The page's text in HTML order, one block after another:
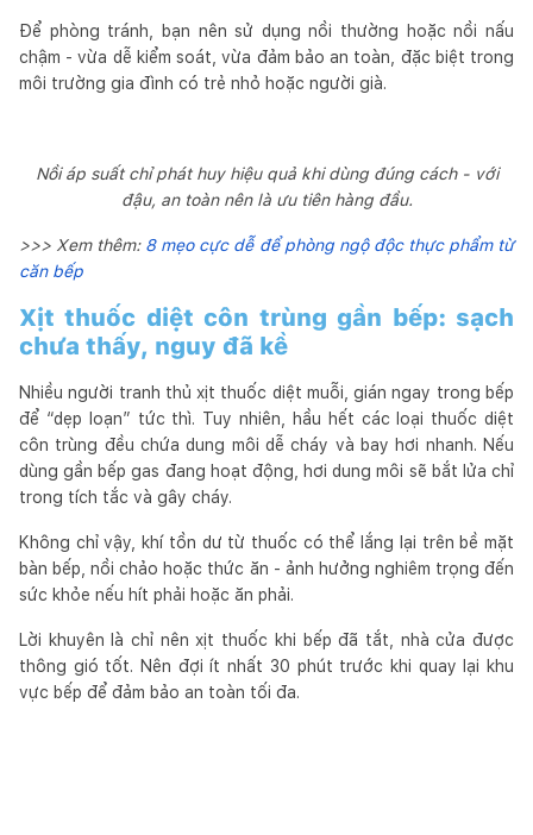
Để phòng tránh, bạn nên sử dụng nồi thường hoặc nồi nấu
chậm - vừa dễ kiểm soát, vừa đảm bảo an toàn, đặc biệt trong
môi trường gia đình có trẻ nhỏ hoặc người già.
Nồi áp suất chỉ phát huy hiệu quả khi dùng đúng cách - với
đậu, an toàn nên là ưu tiên hàng đầu.
>>> Xem thêm: 8 mẹo cực dễ để phòng ngộ độc thực phẩm từ
căn bếp
Xịt thuốc diệt côn trùng gần bếp: sạch
chưa thấy, nguy đã kề
Nhiều người tranh thủ xịt thuốc diệt muỗi, gián ngay trong bếp
để “dẹp loạn” tức thì. Tuy nhiên, hầu hết các loại thuốc diệt
côn trùng đều chứa dung môi dễ cháy và bay hơi nhanh. Nếu
dùng gần bếp gas đang hoạt động, hơi dung môi sẽ bắt lửa chỉ
trong tích tắc và gây cháy.
Không chỉ vậy, khí tồn dư từ thuốc có thể lắng lại trên bề mặt
bàn bếp, nồi chảo hoặc thức ăn - ảnh hưởng nghiêm trọng đến
sức khỏe nếu hít phải hoặc ăn phải.
Lời khuyên là chỉ nên xịt thuốc khi bếp đã tắt, nhà cửa được
thông gió tốt. Nên đợi ít nhất 30 phút trước khi quay lại khu
vực bếp để đảm bảo an toàn tối đa.